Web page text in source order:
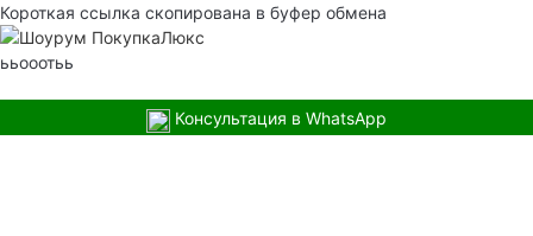
Короткая ссылка скопирована в буфер обмена
ььооотьь
Консультация в WhatsApp